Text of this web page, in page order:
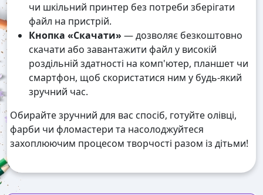
чи шкільний принтер без потреби зберігати
файл на пристрій.
Кнопка «Скачати» — дозволяє безкоштовно
скачати або завантажити файл у високій
роздільній здатності на комп'ютер, планшет чи
смартфон, щоб скористатися ним у будь-який
зручний час.
Обирайте зручний для вас спосіб, готуйте олівці,
фарби чи фломастери та насолоджуйтеся
захоплюючим процесом творчості разом із дітьми!